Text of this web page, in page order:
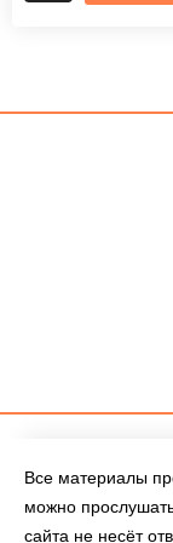
Все материалы
можно
сайта не несёт